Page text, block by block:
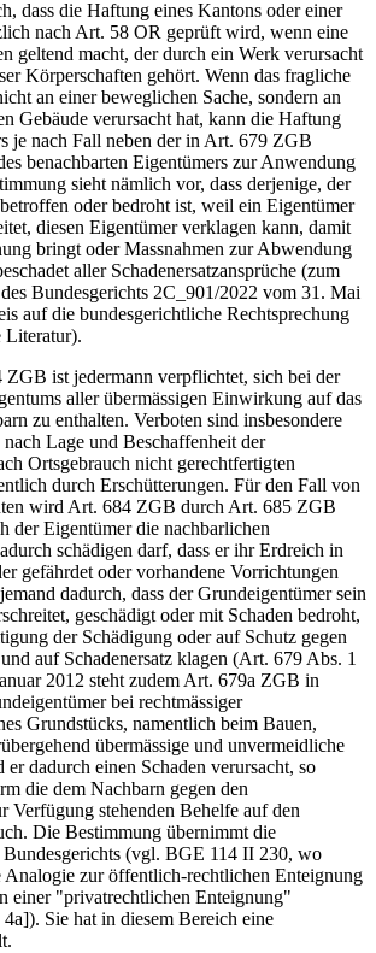
dass die Haftung eines Kantons oder einer
nach Art. 58 OR geprüft wird, wenn eine
geltend macht, der durch ein Werk verursacht
Körperschaften gehört. Wenn das fragliche
an einer beweglichen Sache, sondern an
Gebäude verursacht hat, kann die Haftung
je nach Fall neben der in Art. 679 ZGB
benachbarten Eigentümers zur Anwendung
sieht nämlich vor, dass derjenige, der
oder bedroht ist, weil ein Eigentümer
diesen Eigentümer verklagen kann, damit
bringt oder Massnahmen zur Abwendung
aller Schadenersatzansprüche (zum
Bundesgerichts 2C_901/2022 vom 31. Mai
auf die bundesgerichtliche Rechtsprechung
Literatur).
ZGB ist jedermann verpflichtet, sich bei der
aller übermässigen Einwirkung auf das
zu enthalten. Verboten sind insbesondere
Lage und Beschaffenheit der
Ortsgebrauch nicht gerechtfertigten
durch Erschütterungen. Für den Fall von
wird Art. 684 ZGB durch Art. 685 ZGB
der Eigentümer die nachbarlichen
schädigen darf, dass er ihr Erdreich in
gefährdet oder vorhandene Vorrichtungen
dadurch, dass der Grundeigentümer sein
geschädigt oder mit Schaden bedroht,
der Schädigung oder auf Schutz gegen
auf Schadenersatz klagen (Art. 679 Abs. 1
2012 steht zudem Art. 679a ZGB in
bei rechtmässiger
Grundstücks, namentlich beim Bauen,
übermässige und unvermeidliche
dadurch einen Schaden verursacht, so
die dem Nachbarn gegen den
Verfügung stehenden Behelfe auf den
Die Bestimmung übernimmt die
Bundesgerichts (vgl. BGE 114 II 230, wo
Analogie zur öffentlich-rechtlichen Enteignung
einer "privatrechtlichen Enteignung"
Sie hat in diesem Bereich eine